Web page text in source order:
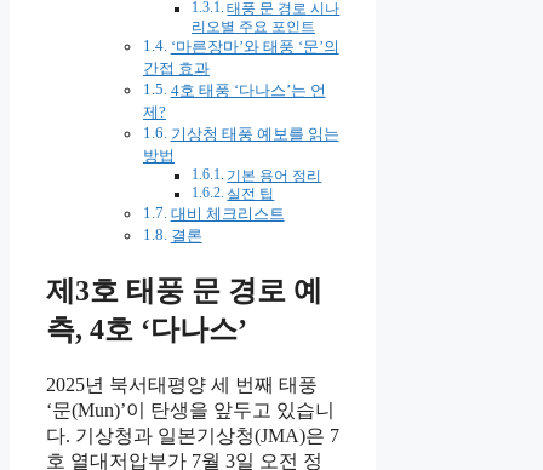
태풍 문 경로 시나
리오별 주요 포인트
‘마른장마’와 태풍 ‘문’의
간접 효과
4호 태풍 ‘다나스’는 언
제?
기상청 태풍 예보를 읽는
방법
기본 용어 정리
실전 팁
대비 체크리스트
결론
제3호 태풍 문 경로 예
측, 4호 ‘다나스’
2025년 북서태평양 세 번째 태풍
‘문(Mun)’이 탄생을 앞두고 있습니
다. 기상청과 일본기상청(JMA)은 7
호 열대저압부가 7월 3일 오전 정